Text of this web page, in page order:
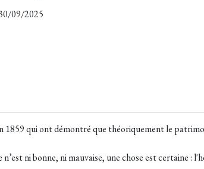
09/2025
qui ont démontré que théoriquement le
ni bonne, ni mauvaise, une chose est certaine :